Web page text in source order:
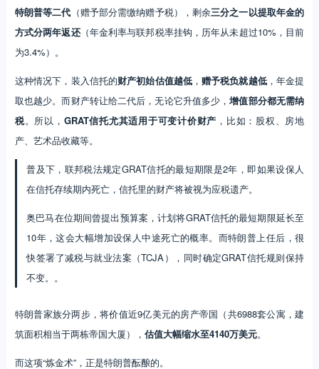
特朗普等二代 （赠予部分需缴纳赠予税），剩余三分之一以提取年金的
方式分两年返还（年金利率与联邦税率挂钩，历年从未超过10%，目前
为3.4%）。
这种情况下，装入信托的财产初始估值越低，赠予税负就越低，年金提
取也越少。而财产转让给二代后，无论它升值多少，增值部分都无需纳
税。所以， GRAT信托尤其适用于可变计价财产 ，比如：股权、房地
产、艺术品收藏等。
普及下，联邦税法规定GRAT信托的最短期限是2年，即如果设保人
在信托存续期内死亡，信托里的财产将被视为应税遗产。
奥巴马在位期间曾提出预算案，计划将GRAT信托的最短期限延长至
10年，这会大幅增加设保人中途死亡的概率。而特朗普上任后，很
快签署了减税与就业法案（TCJA），同时确定GRAT信托规则保持
不变。。
特朗普家族分两步，将价值近9亿美元的房产帝国（共6988套公寓，建
筑面积相当于两栋帝国大厦）， 估值大幅缩水至4140万美元。
而这项“炼金术”，正是特朗普酝酿的。